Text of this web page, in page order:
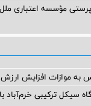
مؤسسه اعتباری
سیکل ترکیبی